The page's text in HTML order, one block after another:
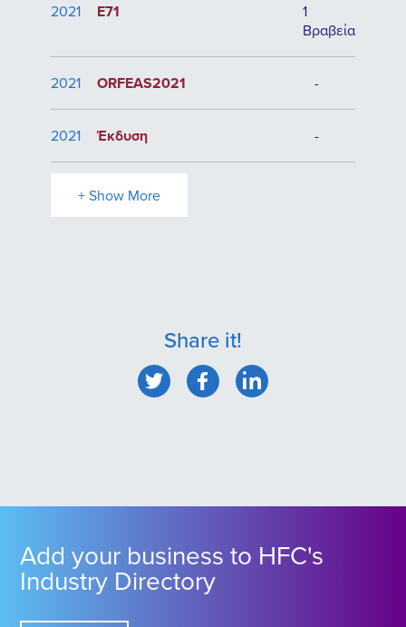
2021 E71
1
Βραβεία
2021 ORFEAS2021 -
2021 Έκδυση -
+ Show More
Share it!
Add your business to HFC's
Industry Directory